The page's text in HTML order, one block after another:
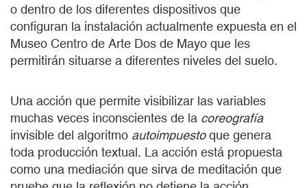
o dentro de los diferentes dispositivos que
configuran la instalación actualmente expuesta en el
Museo Centro de Arte Dos de Mayo que les
permitirán situarse a diferentes niveles del suelo.
Una acción que permite visibilizar las variables
muchas veces inconscientes de la coreografía
invisible del algoritmo autoimpuestoque genera
toda producción textual. La acción está propuesta
como una mediación que sirva de meditación que